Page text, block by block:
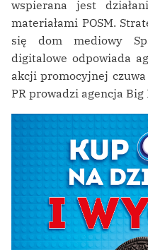
wspierana jest
materiałami POSM.
się dom mediowy
digitalowe odpowiada
akcji promocyjnej
PR prowadzi agencja Big